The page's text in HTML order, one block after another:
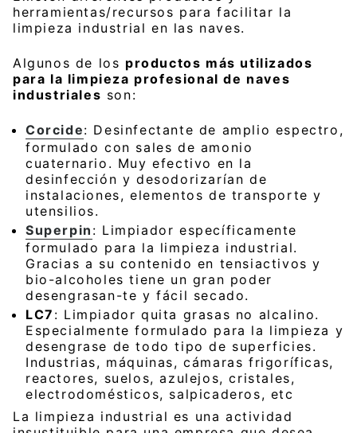
herramientas/recursos para facilitar la
limpieza industrial en las naves.
Algunos de los productos más utilizados
para la limpieza profesional de naves
industriales son:
Corcide: Desinfectante de amplio espectro,
formulado con sales de amonio
cuaternario. Muy efectivo en la
desinfección y desodorizarían de
instalaciones, elementos de transporte y
utensilios.
Superpin : Limpiador específicamente
formulado para la limpieza industrial.
Gracias a su contenido en tensiactivos y
bio-alcoholes tiene un gran poder
desengrasan-te y fácil secado.
LC7 : Limpiador quita grasas no alcalino.
Especialmente formulado para la limpieza y
desengrase de todo tipo de superficies.
Industrias, máquinas, cámaras frigoríficas,
reactores, suelos, azulejos, cristales,
electrodomésticos, salpicaderos, etc
La limpieza industrial es una actividad